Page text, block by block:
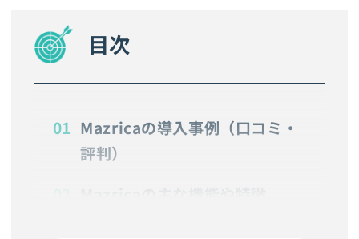
目次
Mazricaの導入事例（口コミ・
評判）